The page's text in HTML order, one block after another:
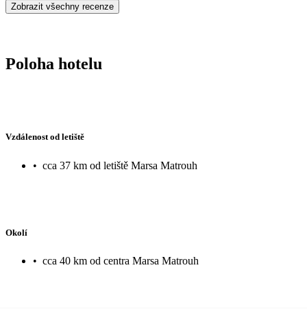
Zobrazit všechny recenze
Poloha hotelu
Vzdálenost od letiště
• cca 37 km od letiště Marsa Matrouh
Okolí
• cca 40 km od centra Marsa Matrouh